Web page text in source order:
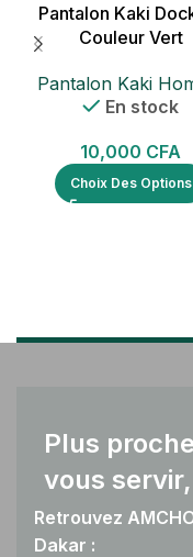
Pantalon Kaki
Couleur Vert
Pantalon Kaki
En stock
10,000 CFA
Choix Des Options
Plus
vous
Retrouvez
Dakar :